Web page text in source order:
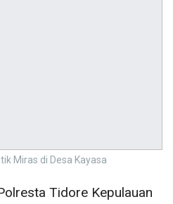
Miras di Desa Kayasa
Tidore Kepulauan